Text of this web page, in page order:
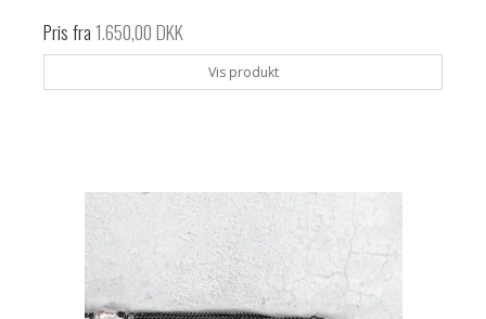
Pris fra1.650,00 DKK
Vis produkt